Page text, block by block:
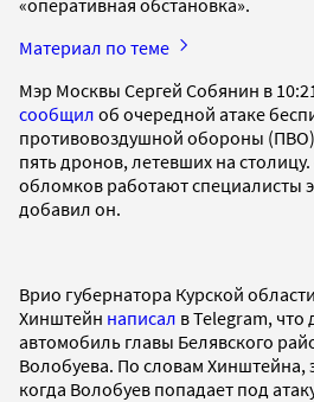
Материал по теме
Мэр Москвы Сергей Собянин в
сообщил об очередной атаке
противовоздушной обороны
пять дронов, летевших на
обломков работают специалисты
добавил он.
Врио губернатора Курской
Хинштейн написал в Telegram, что
автомобиль главы Белявского
Волобуева. По словам Хинштейна,
когда Волобуев попадает под